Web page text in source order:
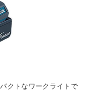
クトなワークライトで